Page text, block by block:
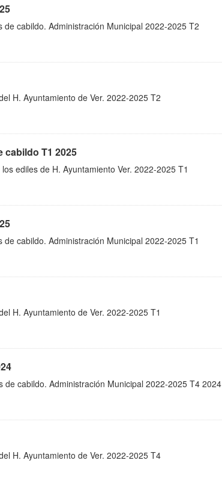
cabildo. Administración Municipal 2022-2025 T2
H. Ayuntamiento de Ver. 2022-2025 T2
cabildo T1 2025
ediles de H. Ayuntamiento Ver. 2022-2025 T1
cabildo. Administración Municipal 2022-2025 T1
H. Ayuntamiento de Ver. 2022-2025 T1
cabildo. Administración Municipal 2022-2025 T4 2024
H. Ayuntamiento de Ver. 2022-2025 T4